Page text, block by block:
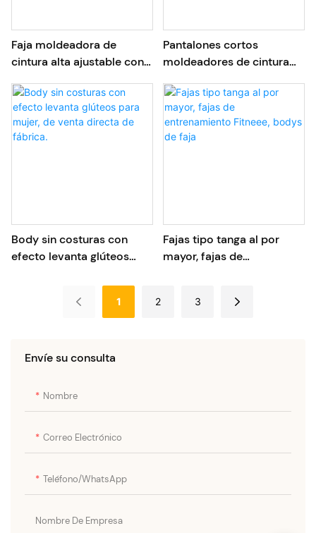
Envíe su consulta
Nombre
Correo Electrónico
Teléfono/WhatsApp
Nombre De Empresa
Faja moldeadora de
cintura alta ajustable con 3
Pantalones cortos
moldeadores de cintura
suministrados a medida
por fábrica.
Body sin costuras con
efecto levanta glúteos
directa de fábrica.
Fajas tipo tanga al por
mayor, fajas de
1 2 3